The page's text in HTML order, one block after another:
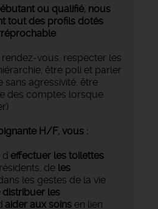
ou qualifié, nous
tout des profils dotés
vous, respecter les
être poli et parler
sans agressivité, être
des comptes lorsque
H/F, vous :
d'effectuer les toilettes
de les
les gestes de la vie
distribuer les
aider aux soins en lien